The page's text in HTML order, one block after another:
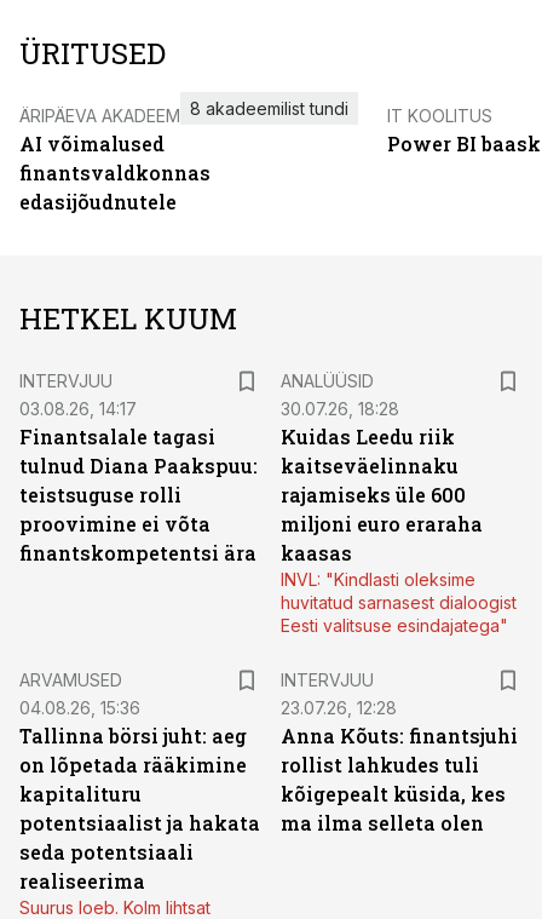
ÜRITUSED
ÄRIPÄEVA AKADEEMIA
AI võimalused
finantsvaldkonnas
edasijõudnutele
8 akadeemilist tundi IT KOOLITUS
Power BI
HETKEL KUUM
INTERVJUU
03.08.26, 14:17
Finantsalale tagasi
tulnud Diana Paakspuu:
teistsuguse rolli
proovimine ei võta
finantskompetentsi ära
ANALÜÜSID
30.07.26, 18:28
Kuidas Leedu riik
kaitseväelinnaku
rajamiseks üle 600
miljoni euro eraraha
kaasas
INVL: "Kindlasti oleksime
huvitatud sarnasest dialoogist
Eesti valitsuse esindajatega"
ARVAMUSED
04.08.26, 15:36
Tallinna börsi juht: aeg
on lõpetada rääkimine
kapitalituru
potentsiaalist ja hakata
seda potentsiaali
realiseerima
Suurus loeb. Kolm lihtsat
INTERVJUU
23.07.26, 12:28
Anna Kõuts: finantsjuhi
rollist lahkudes tuli
kõigepealt küsida, kes
ma ilma selleta olen